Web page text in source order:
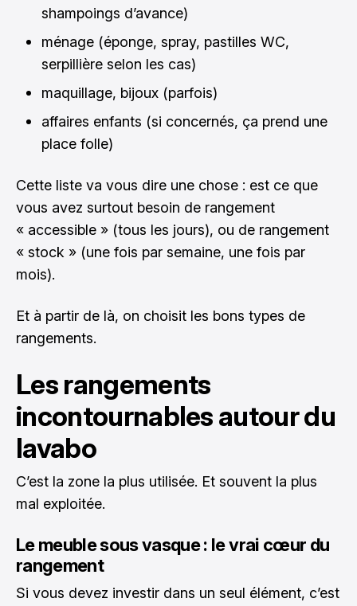
shampoings d’avance)
ménage (éponge, spray, pastilles WC,
serpillière selon les cas)
maquillage, bijoux (parfois)
affaires enfants (si concernés, ça prend une
place folle)
Cette liste va vous dire une chose : est ce que
vous avez surtout besoin de rangement
« accessible » (tous les jours), ou de rangement
« stock » (une fois par semaine, une fois par
mois).
Et à partir de là, on choisit les bons types de
rangements.
Les rangements
incontournables autour du
lavabo
C’est la zone la plus utilisée. Et souvent la plus
mal exploitée.
Le meuble sous vasque : le vrai cœur du
rangement
Si vous devez investir dans un seul élément, c’est